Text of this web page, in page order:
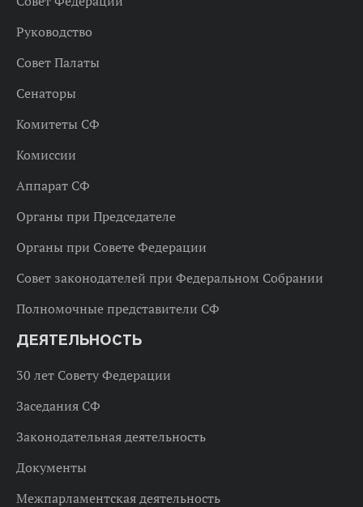
Руководство
Совет Палаты
Сенаторы
Комитеты СФ
Комиссии
Аппарат СФ
Органы при Председателе
Органы при Совете Федерации
Совет законодателей при Федеральном Собрании
Полномочные представители СФ
ДЕЯТЕЛЬНОСТЬ
30 лет Совету Федерации
Заседания СФ
Законодательная деятельность
Документы
Межпарламентская деятельность